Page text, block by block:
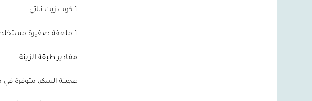
1 كوب زيت نباتي
1 ملعقة صغيرة مستخلص الفانيليا
مقادير طبقة الزينة
عجينة السكر، متوفرة في